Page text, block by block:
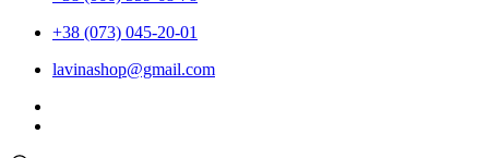
+38 (073) 045-20-01
lavinashop@gmail.com